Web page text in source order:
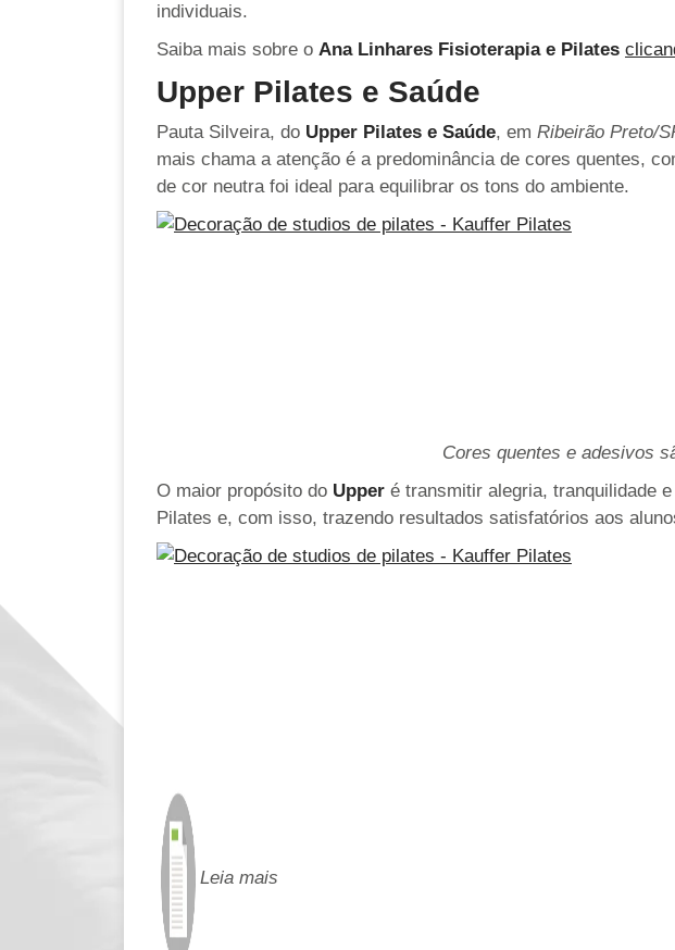
individuais.
Saiba mais sobre o Ana Linhares Fisioterapia e Pilates
Upper Pilates e Saúde
Pauta Silveira, do Upper Pilates e Saúde, em Ribeirão Preto/
mais chama a atenção é a predominância de cores quentes,
de cor neutra foi ideal para equilibrar os tons do ambiente.
Cores quentes e adesivos
O maior propósito do Upper é transmitir alegria, tranquilidade
Pilates e, com isso, trazendo resultados satisfatórios aos
Leia mais